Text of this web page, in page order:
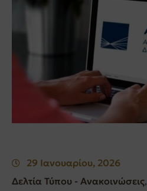
ΕΠΙΚΟΙΝΩΝΙΑ
29 Ιανουαρίου, 2026
Δελτία Τύπου - Ανακοινώσεις‚